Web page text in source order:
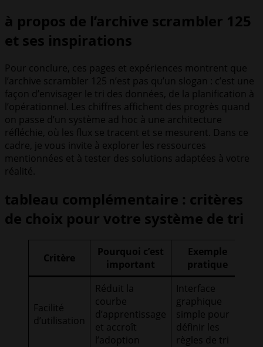
à propos de l’archive scrambler 125
et ses inspirations
Pour conclure, ces pages et expériences montrent que
l’archive scrambler 125 n’est pas qu’un slogan : c’est une
façon d’envisager le tri des données, de la planification à
l’opérationnel. Les chiffres affichent des progrès quand
on passe d’un système ad hoc à une architecture
réfléchie, où les flux se tracent et se mesurent. Dans ce
cadre, je vous invite à explorer les ressources
mentionnées et à tester des solutions adaptées à votre
réalité.
tableau complémentaire : critères
de choix pour votre système de tri
Critère
Pourquoi c’est
important
Exemple
pratique
Facilité
d’utilisation
Réduit la
courbe
d’apprentissage
et accroît
l’adoption
Interface
graphique
simple pour
définir les
règles de tri